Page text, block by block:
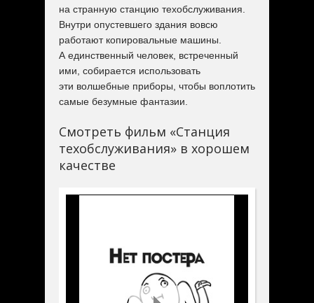
на странную станцию техобслуживания.
Внутри опустевшего здания вовсю
работают копировальные машины.
А единственный человек, встреченный
ими, собирается использовать
эти волшебные приборы, чтобы воплотить
самые безумные фантазии.
Смотреть фильм «Станция
техобслуживания» в хорошем
качестве